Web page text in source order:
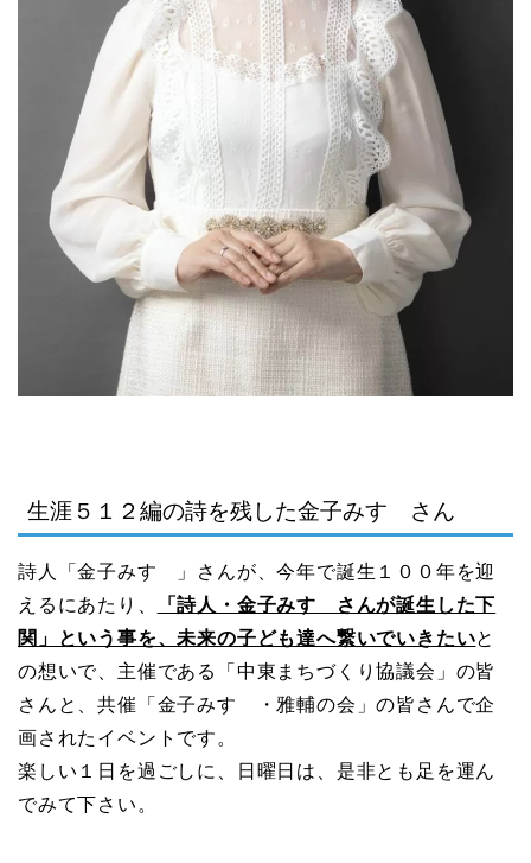
生涯５１２編の詩を残した金子みすゞさん
詩人「金子みすゞ」さんが、今年で誕生１００年を迎
えるにあたり、
「詩人・金子みすゞさんが誕生した下
関」という事を、未来の子ども達へ繋いでいきたいと
の想いで、主催である「中東まちづくり協議会」の皆
さんと、共催「金子みすゞ・雅輔の会」の皆さんで企
画されたイベントです。
楽しい１日を過ごしに、日曜日は、是非とも足を運ん
でみて下さい。